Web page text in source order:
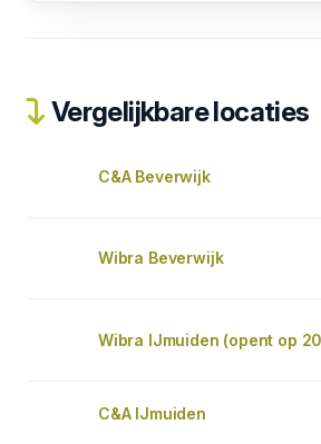
Vergelijkbare locaties
C&A Beverwijk
Wibra Beverwijk
Wibra IJmuiden (opent op
C&A IJmuiden